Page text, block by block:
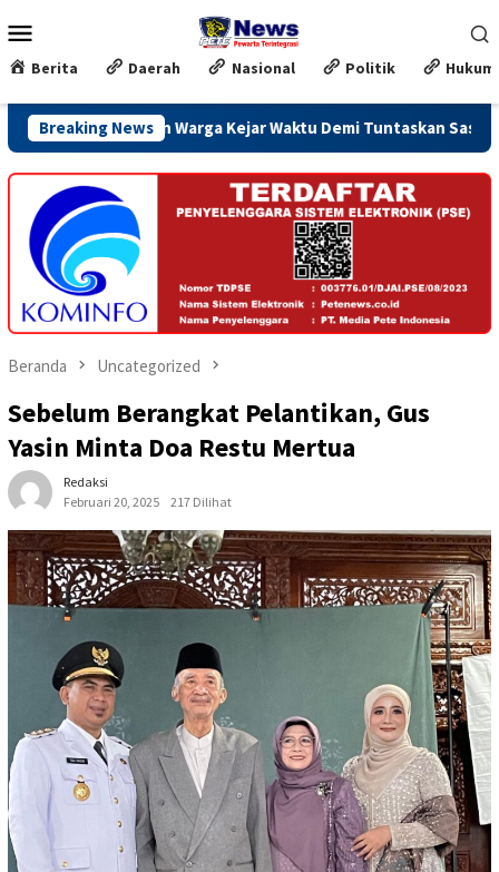
ke
kontenMobile
Berita Daerah Nasional Politik Hukum
Breaking News
Warga Kejar Waktu Demi Tuntaskan Sasaran Fisik
Beranda Uncategorized
Sebelum Berangkat Pelantikan, Gus
Yasin Minta Doa Restu Mertua
Redaksi
Februari 20, 2025
217 Dilihat